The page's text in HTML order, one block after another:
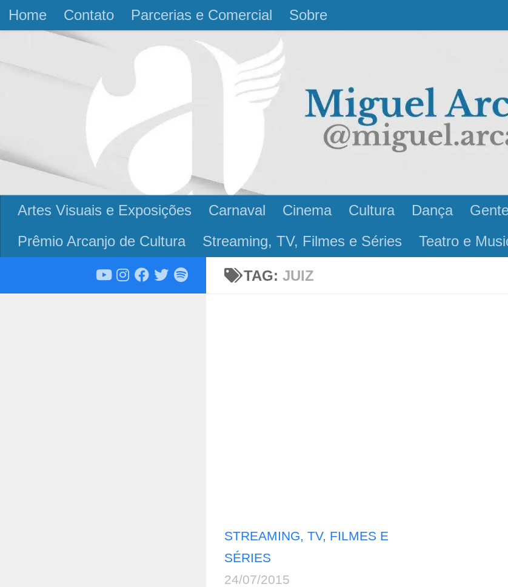
Skip to content
Home Contato Parcerias e Comercial Sobre
Artes Visuais e Exposições Carnaval Cinema Cultura Dança
Prêmio Arcanjo de Cultura
Streaming, TV, Filmes e Séries Teatro e
TAG: JUIZ
STREAMING, TV, FILMES E
SÉRIES
24/07/2015